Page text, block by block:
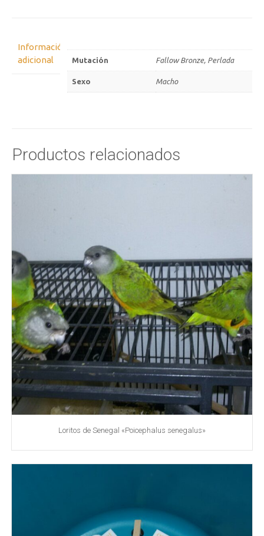
Información
adicional
Mutación Fallow Bronze, Perlada
Sexo Macho
Productos relacionados
Loritos de Senegal «Poicephalus senegalus»